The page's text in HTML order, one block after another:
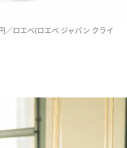
ロエベ(ロエベ ジャパン クライ